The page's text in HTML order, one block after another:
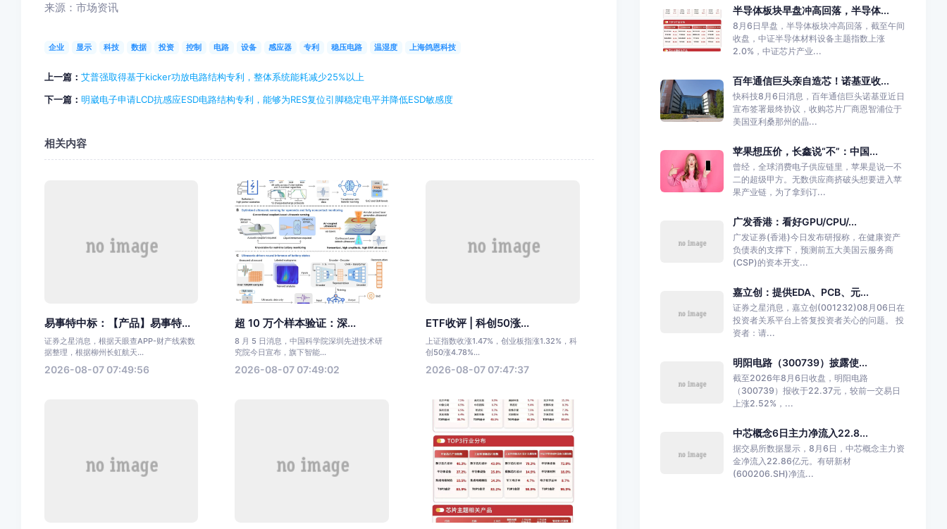
来源：市场资讯
企业 显示 科技 数据 投资 控制 电路 设备 感应器 专利 稳压电路 温湿度 上海鸽恩科技
上一篇： 艾普强取得基于kicker功放电路结构专利，整体系统能耗减少25%以上
下一篇： 明崴电子申请LCD抗感应ESD电路结构专利，能够为RES复位引脚稳定电平并降低ESD敏感度
相关内容
易事特中标：【产品】易事特...
证券之星消息，根据天眼查APP-财产线索数
据整理，根据柳州长虹航天...
2026-08-07 07:49:56
超 10 万个样本验证：深...
8 月 5 日消息，中国科学院深圳先进技术研
究院今日宣布，旗下智能...
2026-08-07 07:49:02
ETF收评 | 科创50涨...
上证指数收涨1.47%，创业板指涨1.32%，科
创50涨4.78%...
2026-08-07 07:47:37
半导体板块早盘冲高回落，半导体...
8月6日早盘，半导体板块冲高回落，截至午间
收盘，中证半导体材料设备主题指数上涨
2.0%，中证芯片产业...
百年通信巨头亲自造芯！诺基亚收...
快科技8月6日消息，百年通信巨头诺基亚近日
宣布签署最终协议，收购芯片厂商恩智浦位于
美国亚利桑那州的晶...
苹果想压价，长鑫说“不”：中国...
曾经，全球消费电子供应链里，苹果是说一不
二的超级甲方。无数供应商挤破头想要进入苹
果产业链，为了拿到订...
广发香港：看好GPU/CPU/...
广发证券(香港)今日发布研报称，在健康资产
负债表的支撑下，预测前五大美国云服务商
(CSP)的资本开支...
嘉立创：提供EDA、PCB、元...
证券之星消息，嘉立创(001232)08月06日在
投资者关系平台上答复投资者关心的问题。 投
资者：请...
明阳电路（300739）披露使...
截至2026年8月6日收盘，明阳电路
（300739）报收于22.37元，较前一交易日
上涨2.52%，...
中芯概念6日主力净流入22.8...
据交易所数据显示，8月6日，中芯概念主力资
金净流入22.86亿元。有研新材
(600206.SH)净流...